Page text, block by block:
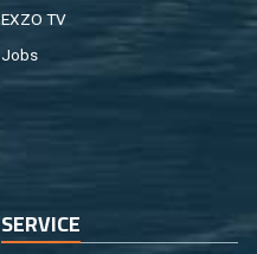
EXZO TV
Jobs
SER­VI­CE